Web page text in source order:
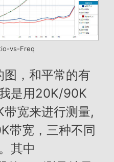
vs-Freq
，和平常的有
是用20K/90K
宽来进行测量,
带宽，三种不同
其中